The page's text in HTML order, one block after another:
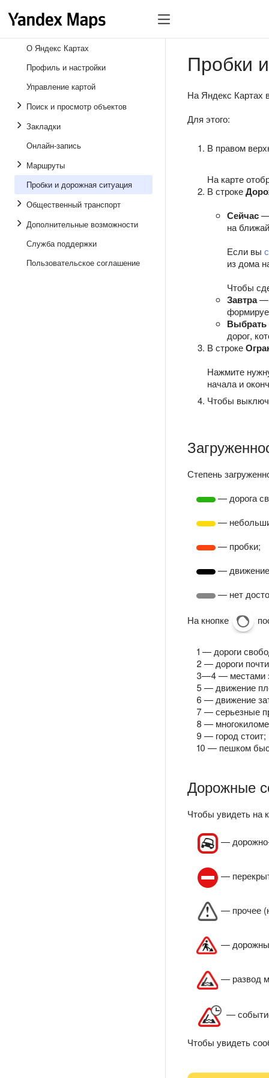
О Яндекс Картах
Профиль и настройки
Управление картой
Поиск и просмотр объектов
Закладки
Онлайн-запись
Маршруты
Пробки и дорожная ситуация
Общественный транспорт
Дополнительные возможности
Служба поддержки
Пользовательское соглашение
Пробки
На Яндекс Картах
Для этого:
В правом
На карте
В строке
Сейчас—
на
Если вы
из дома
Чтобы
Завтра—
Выбрать
дорог,
В строке
Нажмите
начала и
Чтобы
Степень
— дорога
—
— пробки;
—
— нет
На кнопке
1 — дороги
2 — дороги
3—4 — местами
5 — движение
6 — движение
7 — серьезные
8 —
9 — город стоит;
10 — пешком
Дорожные
Чтобы увидеть на
—
—
— прочее
—
— развод
—
Чтобы увидеть